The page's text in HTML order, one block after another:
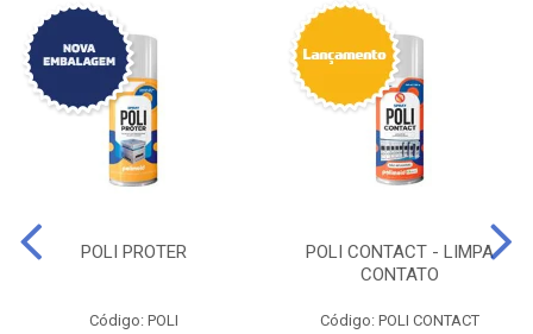
POLI PROTER
Código: POLI
POLI CONTACT - LIMPA
CONTATO
Código: POLI CONTACT